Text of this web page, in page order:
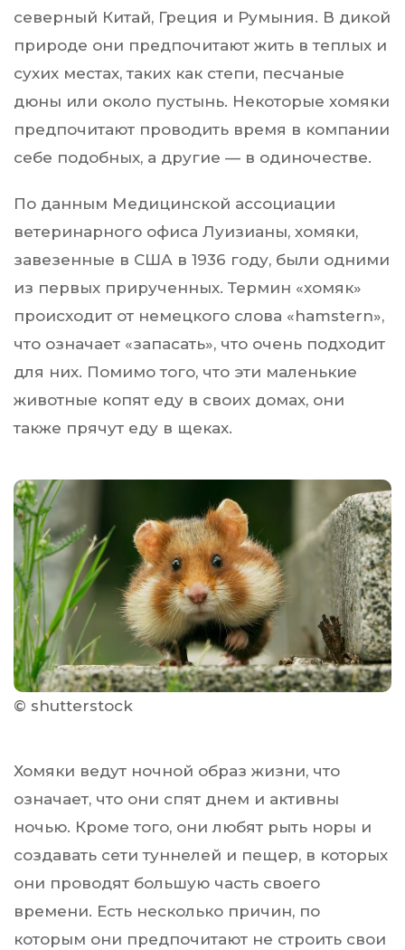
северный Китай, Греция и Румыния. В дикой
природе они предпочитают жить в теплых и
сухих местах, таких как степи, песчаные
дюны или около пустынь. Некоторые хомяки
предпочитают проводить время в компании
себе подобных, а другие — в одиночестве.
По данным Медицинской ассоциации
ветеринарного офиса Луизианы, хомяки,
завезенные в США в 1936 году, были одними
из первых прирученных. Термин «хомяк»
происходит от немецкого слова «hamstern»,
что означает «запасать», что очень подходит
для них. Помимо того, что эти маленькие
животные копят еду в своих домах, они
также прячут еду в щеках.
© shutterstock
Хомяки ведут ночной образ жизни, что
означает, что они спят днем ​​и активны
ночью. Кроме того, они любят рыть норы и
создавать сети туннелей и пещер, в которых
они проводят большую часть своего
времени. Есть несколько причин, по
которым они предпочитают не строить свои